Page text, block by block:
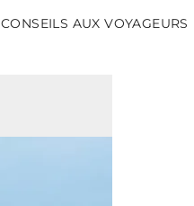
CONSEILS AUX VOYAGEURS